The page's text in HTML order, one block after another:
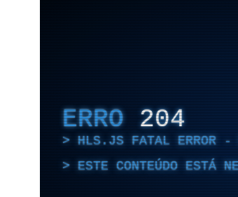
ERRO 204
HLS.JS FATAL ERROR -
ESTE CONTEÚDO ESTÁ